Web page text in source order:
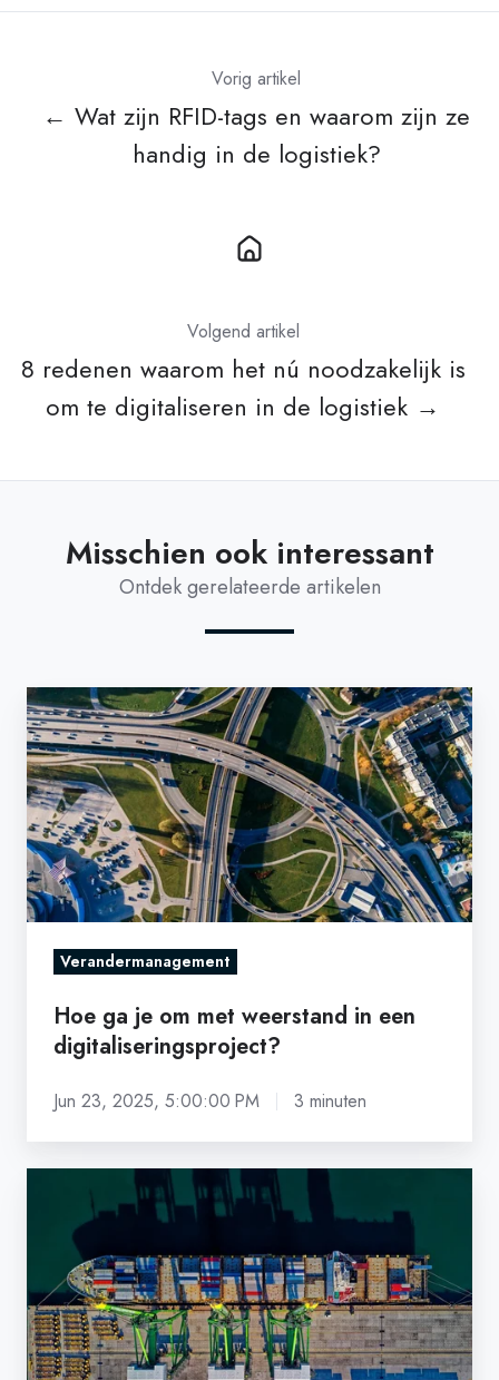
Vorig artikel
← Wat zijn RFID-tags en waarom zijn ze
handig in de logistiek?
Volgend artikel
8 redenen waarom het nú noodzakelijk is
om te digitaliseren in de logistiek →
Misschien ook interessant
Ontdek gerelateerde artikelen
Hoe
ga
je
om
met
weerstand
in
een
digitaliseringsproject?
Verandermanagement
Hoe ga je om met weerstand in een
digitaliseringsproject?
Jun 23, 2025, 5:00:00 PM 3 minuten
logistieke
keten?